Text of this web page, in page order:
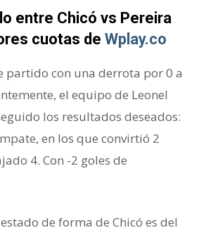
entre Chicó vs Pereira
cuotas de Wplay.co
partido con una derrota por 0 a
el equipo de Leonel
los resultados deseados:
en los que convirtió 2
4. Con -2 goles de
de forma de Chicó es del